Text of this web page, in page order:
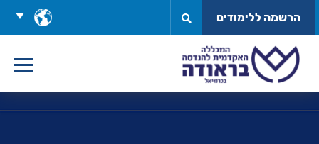
לתוכן
בחר
שפה
הרשמה ללימודים